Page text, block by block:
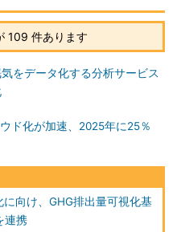
109 件あります
をデータ化する分析サービス
ド化が加速、2025年に25％
向け、GHG排出量可視化基
連携